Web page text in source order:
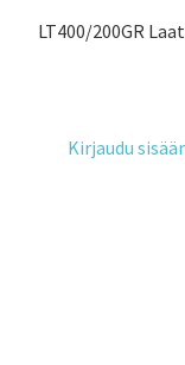
LT400/200GR
Kirjaudu